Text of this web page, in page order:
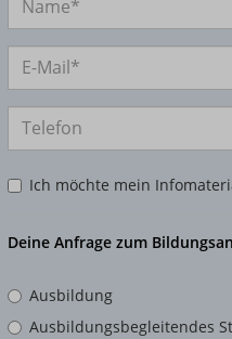
Ich möchte mein
Deine Anfrage zum
Ausbildung
Ausbildungsbegleitendes